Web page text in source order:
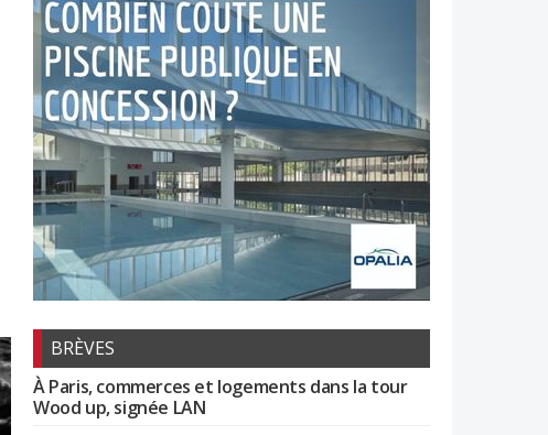
BRÈVES
À Paris, commerces et logements dans la tour
Wood up, signée LAN